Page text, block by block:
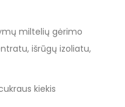
miltelių gėrimo
išrūgų izoliatu,
kiekis